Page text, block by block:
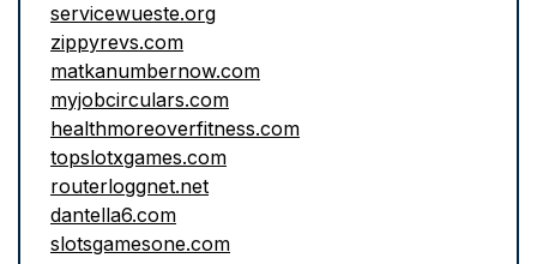
servicewueste.org
zippyrevs.com
matkanumbernow.com
myjobcirculars.com
healthmoreoverfitness.com
topslotxgames.com
routerloggnet.net
dantella6.com
slotsgamesone.com